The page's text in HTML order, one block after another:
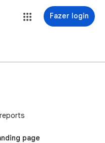
Fazer login
page